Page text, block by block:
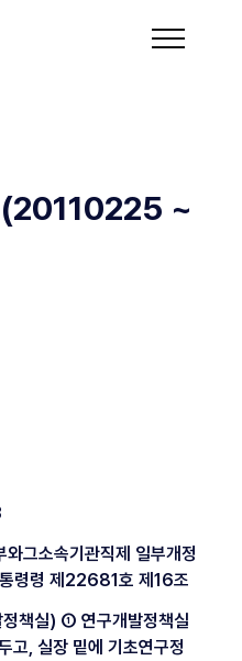
(20110225 ~
와그소속기관직제 일부개정
령령 제22681호 제16조
책실) ① 연구개발정책실
고, 실장 밑에 기초연구정